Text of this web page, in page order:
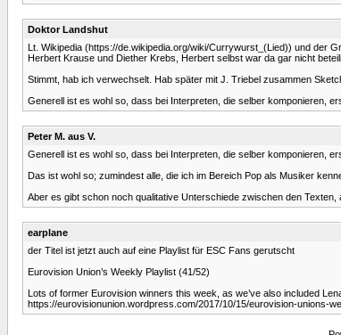
Doktor Landshut
Lt. Wikipedia (https://de.wikipedia.org/wiki/Currywurst_(Lied)) und der
Herbert Krause und Diether Krebs, Herbert selbst war da gar nicht
Stimmt, hab ich verwechselt. Hab später mit J. Triebel zusammen
Generell ist es wohl so, dass bei Interpreten, die selber komponieren,
Peter M. aus V.
Generell ist es wohl so, dass bei Interpreten, die selber komponieren,
Das ist wohl so; zumindest alle, die ich im Bereich Pop als Musiker
Aber es gibt schon noch qualitative Unterschiede zwischen den
earplane
der Titel ist jetzt auch auf eine Playlist für ESC Fans gerutscht
Eurovision Union’s Weekly Playlist (41/52)
Lots of former Eurovision winners this week, as we’ve also included
https://eurovisionunion.wordpress.com/2017/10/15/eurovision-unions-